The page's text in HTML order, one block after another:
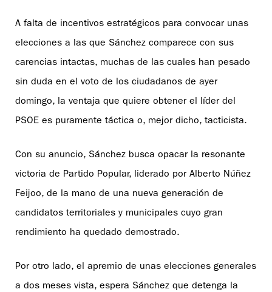
A falta de incentivos estratégicos para convocar unas
elecciones a las que Sánchez comparece con sus
carencias intactas, muchas de las cuales han pesado
sin duda en el voto de los ciudadanos de ayer
domingo, la ventaja que quiere obtener el líder del
PSOE es puramente táctica o, mejor dicho, tacticista.
Con su anuncio, Sánchez busca opacar la resonante
victoria de Partido Popular, liderado por Alberto Núñez
Feijoo, de la mano de una nueva generación de
candidatos territoriales y municipales cuyo gran
rendimiento ha quedado demostrado.
Por otro lado, el apremio de unas elecciones generales
a dos meses vista, espera Sánchez que detenga la